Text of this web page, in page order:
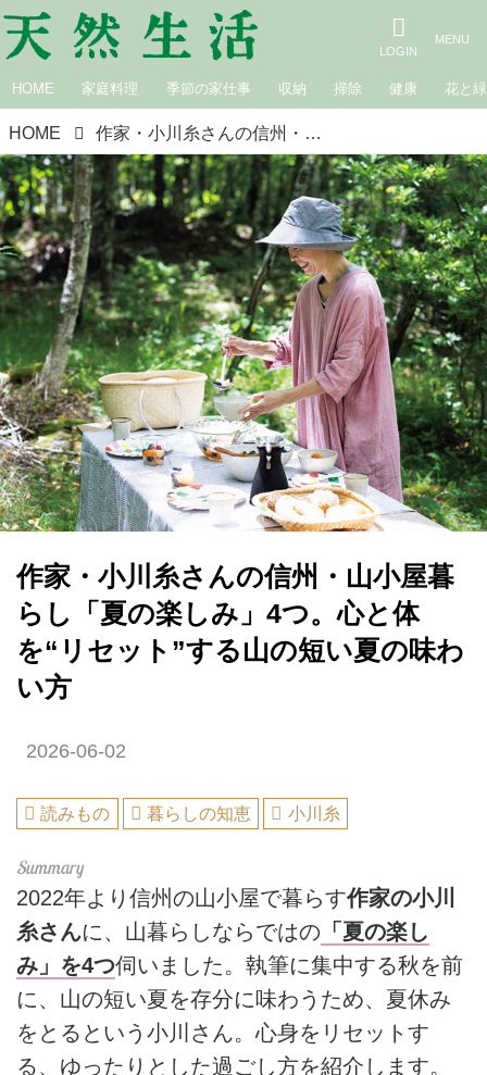
HOME 家庭料理 季節の家仕事 収納 掃除 健康 花と緑
HOME 作家・小川糸さんの信州・山小屋暮らし「夏の楽しみ」4つ。心と体を“リセット”する山の短い夏の味わい方
作家・小川糸さんの信州・山小屋暮
らし「夏の楽しみ」4つ。心と体
を“リセット”する山の短い夏の味わ
い方
2026-06-02
読みもの 暮らしの知恵 小川糸
2022年より信州の山小屋で暮らす作家の小川
糸さんに、山暮らしならではの 「夏の楽し
み」を4つ伺いました。執筆に集中する秋を前
に、山の短い夏を存分に味わうため、夏休み
をとるという小川さん。心身をリセットす
る、ゆったりとした過ごし方を紹介します。